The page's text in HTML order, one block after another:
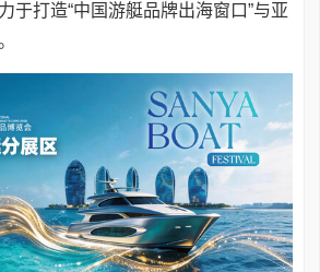
于打造“中国游艇品牌出海窗口”与亚